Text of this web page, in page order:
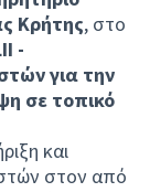
Κρήτης, στο
-
για την
σε τοπικό
και
στον από